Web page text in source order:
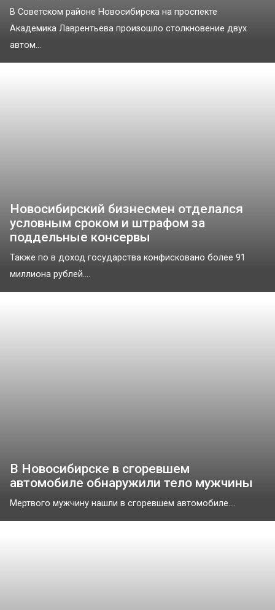
В Советском районе Новосибирска на проспекте
Академика Лаврентьева произошло столкновение двух
автом...
Новосибирский бизнесмен отделался
условным сроком и штрафом за
поддельные консервы
Также по в доход государства конфисковано более 91
миллиона рублей....
В Новосибирске в сгоревшем
автомобиле обнаружили тело мужчины
Мертвого мужчину нашли в сгоревшем автомобиле....